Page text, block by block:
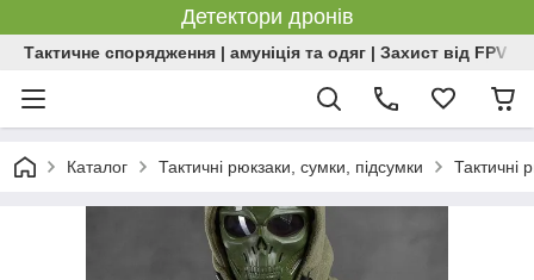
Детектори дронів
Тактичне спорядження | амуніція та одяг | Захист від FPV |
Каталог Тактичні рюкзаки, сумки, підсумки Тактичні